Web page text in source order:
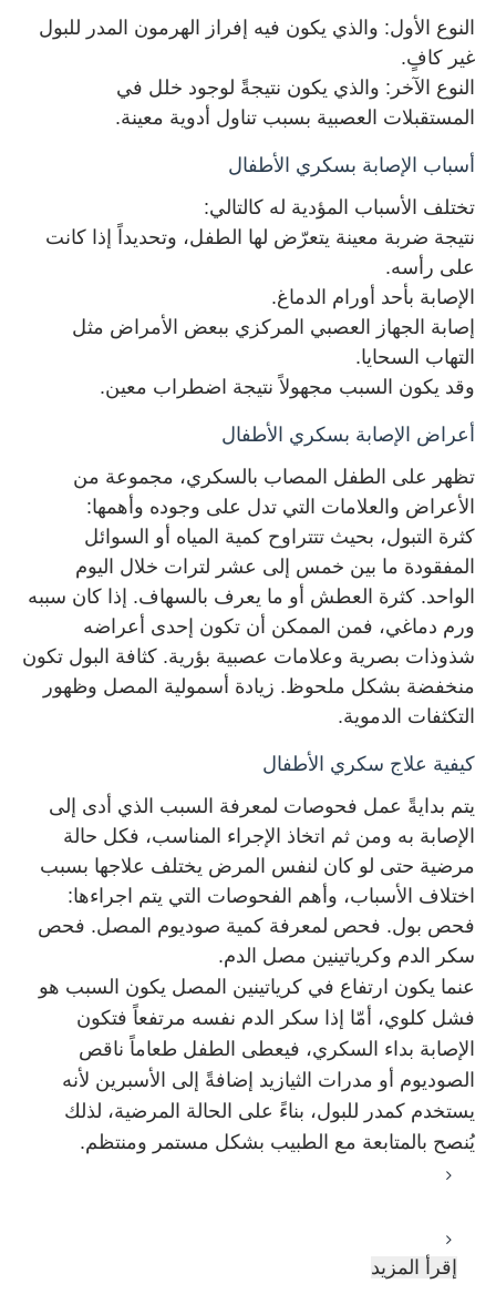
النوع الأول: والذي يكون فيه إفراز الهرمون المدر للبول
غير كافٍ.
النوع الآخر: والذي يكون نتيجةً لوجود خلل في
المستقبلات العصبية بسبب تناول أدوية معينة.
أسباب الإصابة بسكري الأطفال
تختلف الأسباب المؤدية له كالتالي:
نتيجة ضربة معينة يتعرّض لها الطفل، وتحديداً إذا كانت
على رأسه.
الإصابة بأحد أورام الدماغ.
إصابة الجهاز العصبي المركزي ببعض الأمراض مثل
التهاب السحايا.
وقد يكون السبب مجهولاً نتيجة اضطراب معين.
أعراض الإصابة بسكري الأطفال
تظهر على الطفل المصاب بالسكري، مجموعة من
الأعراض والعلامات التي تدل على وجوده وأهمها:
كثرة التبول، بحيث تتتراوح كمية المياه أو السوائل
المفقودة ما بين خمس إلى عشر لترات خلال اليوم
الواحد. كثرة العطش أو ما يعرف بالسهاف. إذا كان سببه
ورم دماغي، فمن الممكن أن تكون إحدى أعراضه
شذوذات بصرية وعلامات عصبية بؤرية. كثافة البول تكون
منخفضة بشكل ملحوظ. زيادة أسمولية المصل وظهور
التكثفات الدموية.
كيفية علاج سكري الأطفال
يتم بدايةً عمل فحوصات لمعرفة السبب الذي أدى إلى
الإصابة به ومن ثم اتخاذ الإجراء المناسب، فكل حالة
مرضية حتى لو كان لنفس المرض يختلف علاجها بسبب
اختلاف الأسباب، وأهم الفحوصات التي يتم اجراءها:
فحص بول. فحص لمعرفة كمية صوديوم المصل. فحص
سكر الدم وكرياتينين مصل الدم.
عنما يكون ارتفاع في كرياتينين المصل يكون السبب هو
فشل كلوي، أمّا إذا سكر الدم نفسه مرتفعاً فتكون
الإصابة بداء السكري، فيعطى الطفل طعاماً ناقص
الصوديوم أو مدرات الثيازيد إضافةً إلى الأسبرين لأنه
يستخدم كمدر للبول، بناءً على الحالة المرضية، لذلك
يُنصح بالمتابعة مع الطبيب بشكل مستمر ومنتظم.
إقرأ المزيد